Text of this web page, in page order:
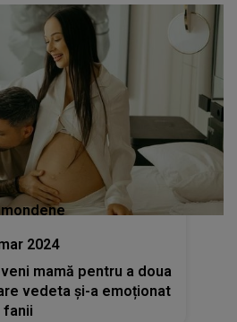
2024
mamă pentru a doua
vedeta și-a emoționat
fanii